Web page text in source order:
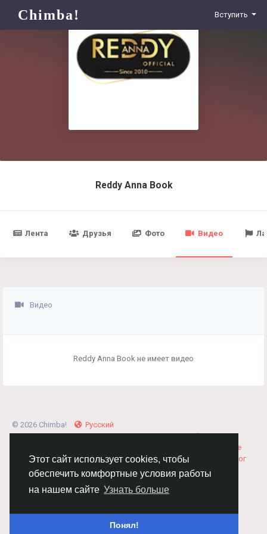
Этот сайт использует cookies, чтобы
обеспечить комфортные условия работы
на нашем сайте Узнать больше
Понял!
Chimba! Вступить
Reddy Anna Book
Лента Друзья Фото Видео
Видео
Reddy Anna Book не имеет видео
© 2026 Chimba!
Русский
Правила размещения и покупки товаров
Как добавить
Соглашение
Политика Конфиденциальности
Свяжитесь с нами Каталог